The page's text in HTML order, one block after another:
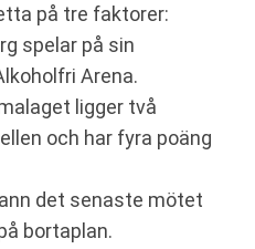
på tre faktorer:
spelar på sin
Arena.
ligger två
och har fyra poäng
det senaste mötet
bortaplan.